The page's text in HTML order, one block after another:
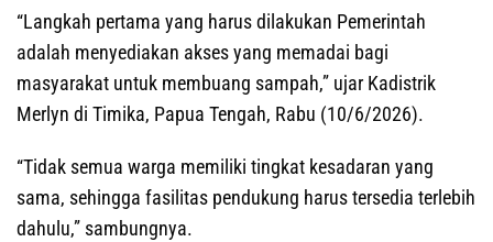
“Langkah pertama yang harus dilakukan Pemerintah
adalah menyediakan akses yang memadai bagi
masyarakat untuk membuang sampah,” ujar Kadistrik
Merlyn di Timika, Papua Tengah, Rabu (10/6/2026).
“Tidak semua warga memiliki tingkat kesadaran yang
sama, sehingga fasilitas pendukung harus tersedia terlebih
dahulu,” sambungnya.